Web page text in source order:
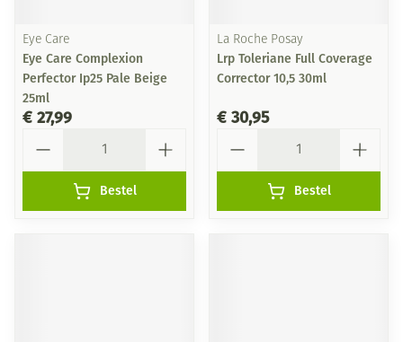
Eye Care
Eye Care Complexion
Perfector Ip25 Pale Beige
25ml
€ 27,99
Bestel
La Roche Posay
Lrp Toleriane Full Coverage
Corrector 10,5 30ml
€ 30,95
Bestel